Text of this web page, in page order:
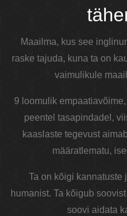
Maailma, kus see
raske tajuda, kuna ta on
vaimulikule
9 loomulik
peentel tasapindadel,
kaaslaste tegevust
määratlematu,
Ta on kõigi kannatuste
humanist. Ta kõigub
soovi aidata